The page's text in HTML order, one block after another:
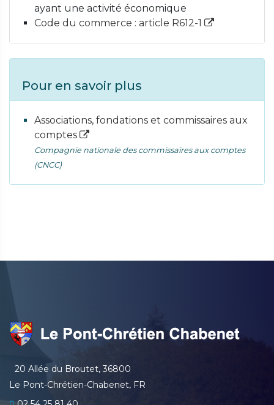
ayant une activité économique
Code du commerce : article R612-1
Pour en savoir plus
Associations, fondations et commissaires aux
comptes
Compagnie nationale des commissaires aux comptes
(CNCC)
20 Allée du Broutet, 36800
Le Pont-Chrétien-Chabenet, FR